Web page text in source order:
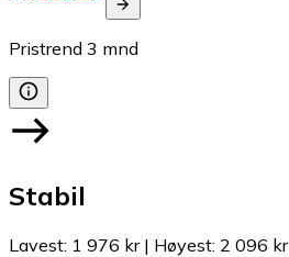
Pristrend 3 mnd
Stabil
Lavest: 1 976 kr| Høyest: 2 096 kr